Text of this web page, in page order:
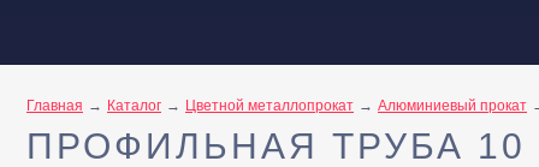
Главная Каталог Цветной металлопрокат Алюминиевый прокат
ПРОФИЛЬНАЯ ТРУБА 10